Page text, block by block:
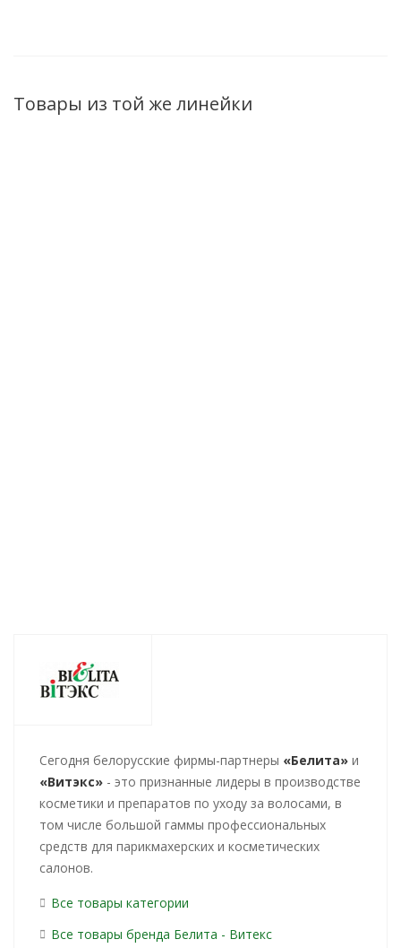
Товары из той же линейки
Cегодня белорусские фирмы-партнеры «Белита» и
«Витэкс» - это признанные лидеры в производстве
косметики и препаратов по уходу за волосами, в
том числе большой гаммы профессиональных
средств для парикмахерских и косметических
салонов.
Все товары категории
Все товары бренда Белита - Витекс